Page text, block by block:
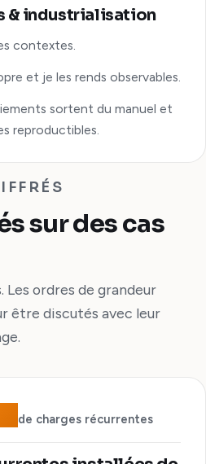
& industrialisation
contextes.
et je les rends observables.
sortent du manuel et
reproductibles.
sur des cas
Les ordres de grandeur
être discutés avec leur
de charges récurrentes